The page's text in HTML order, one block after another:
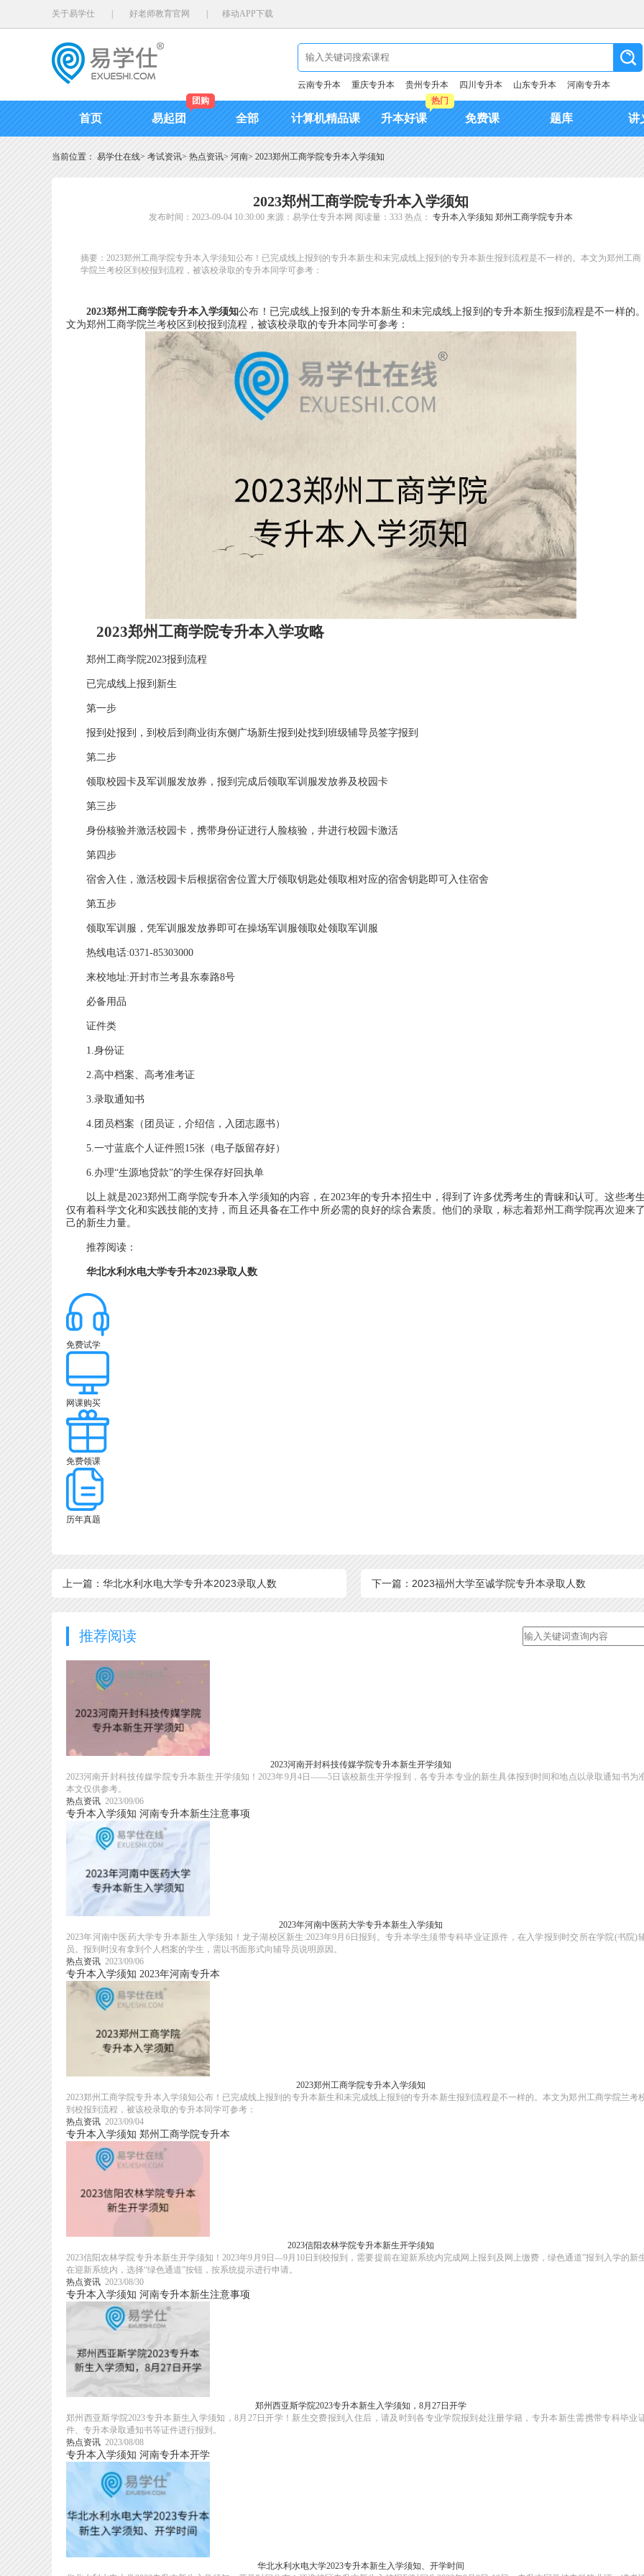
关于易学仕 好老师教育官网 移动APP下载
云南专升本 重庆专升本 贵州专升本 四川专升本 山东专升本 河南专升本
首页 易起团
团购
全部 计算机精品课 升本好课
热门
免费课 题库 讲
当前位置： 易学仕在线> 考试资讯> 热点资讯> 河南> 2023郑州工商学院专升本入学须知
2023郑州工商学院专升本入学须知
发布时间：2023-09-04 10:30:00 来源：易学仕专升本网 阅读量：333 热点： 专升本入学须知 郑州工商学院专升本
摘要：2023郑州工商学院专升本入学须知公布！已完成线上报到的专升本新生和未完成线上报到的专升本新生报到流程是不一样的。本文为郑州工商
学院兰考校区到校报到流程，被该校录取的专升本同学可参考：
2023郑州工商学院专升本入学须知公布！已完成线上报到的专升本新生和未完成线上报到的专升本新生报到流程是不一样的
文为郑州工商学院兰考校区到校报到流程，被该校录取的专升本同学可参考：
2023郑州工商学院专升本入学攻略
郑州工商学院2023报到流程
已完成线上报到新生
第一步
报到处报到，到校后到商业街东侧广场新生报到处找到班级辅导员签字报到
第二步
领取校园卡及军训服发放券，报到完成后领取军训服发放券及校园卡
第三步
身份核验并激活校园卡，携带身份证进行人脸核验，井进行校园卡激活
第四步
宿舍入住，激活校园卡后根据宿舍位置大厅领取钥匙处领取相对应的宿舍钥匙即可入住宿舍
第五步
领取军训服，凭军训服发放券即可在操场军训服领取处领取军训服
热线电话:0371-85303000
来校地址:开封市兰考县东泰路8号
必备用品
证件类
1.身份证
2.高中档案、高考准考证
3.录取通知书
4.团员档案（团员证，介绍信，入团志愿书）
5.一寸蓝底个人证件照15张（电子版留存好）
6.办理“生源地贷款”的学生保存好回执单
以上就是2023郑州工商学院专升本入学须知的内容，在2023年的专升本招生中，得到了许多优秀考生的青睐和认可。这些考
仅有着科学文化和实践技能的支持，而且还具备在工作中所必需的良好的综合素质。他们的录取，标志着郑州工商学院再次迎来
己的新生力量。
推荐阅读：
华北水利水电大学专升本2023录取人数
免费试学
网课购买
免费领课
历年真题
上一篇：华北水利水电大学专升本2023录取人数 下一篇：2023福州大学至诚学院专升本录取人数
推荐阅读
2023河南开封科技传媒学院专升本新生开学须知
2023河南开封科技传媒学院专升本新生开学须知！2023年9月4日——5日该校新生开学报到，各专升本专业的新生具体报到时间和地点以录取通知书为
本文仅供参考。
热点资讯 2023/09/06
专升本入学须知 河南专升本新生注意事项
2023年河南中医药大学专升本新生入学须知
2023年河南中医药大学专升本新生入学须知！龙子湖校区新生:2023年9月6日报到。专升本学生须带专科毕业证原件，在入学报到时交所在学院(书院)
员。报到时没有拿到个人档案的学生，需以书面形式向辅导员说明原因。
热点资讯 2023/09/06
专升本入学须知 2023年河南专升本
2023郑州工商学院专升本入学须知
2023郑州工商学院专升本入学须知公布！已完成线上报到的专升本新生和未完成线上报到的专升本新生报到流程是不一样的。本文为郑州工商学院兰考
到校报到流程，被该校录取的专升本同学可参考：
热点资讯 2023/09/04
专升本入学须知 郑州工商学院专升本
2023信阳农林学院专升本新生开学须知
2023信阳农林学院专升本新生开学须知！2023年9月9日—9月10日到校报到，需要提前在迎新系统内完成网上报到及网上缴费，绿色通道”报到入学的新
在迎新系统内，选择“绿色通道”按钮，按系统提示进行申请。
热点资讯 2023/08/30
专升本入学须知 河南专升本新生注意事项
郑州西亚斯学院2023专升本新生入学须知，8月27日开学
郑州西亚斯学院2023专升本新生入学须知，8月27日开学！新生交费报到入住后，请及时到各专业学院报到处注册学籍，专升本新生需携带专科毕业
件、专升本录取通知书等证件进行报到。
热点资讯 2023/08/08
专升本入学须知 河南专升本开学
华北水利水电大学2023专升本新生入学须知、开学时间